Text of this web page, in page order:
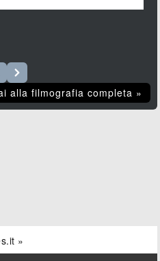
alla filmografia completa »
»